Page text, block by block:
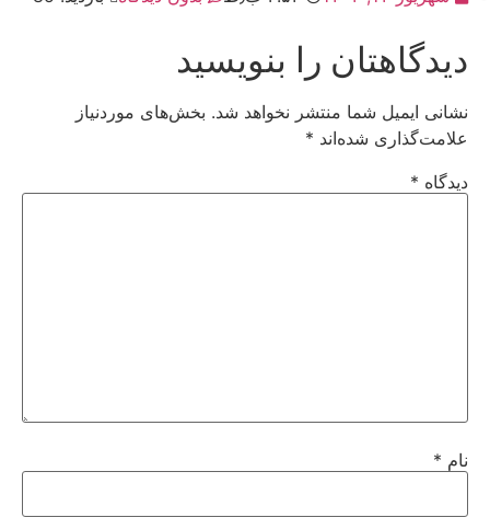
دیدگاهتان را بنویسید
نشانی ایمیل شما منتشر نخواهد شد. بخش‌های موردنیاز
علامت‌گذاری شده‌اند *
دیدگاه *
نام *